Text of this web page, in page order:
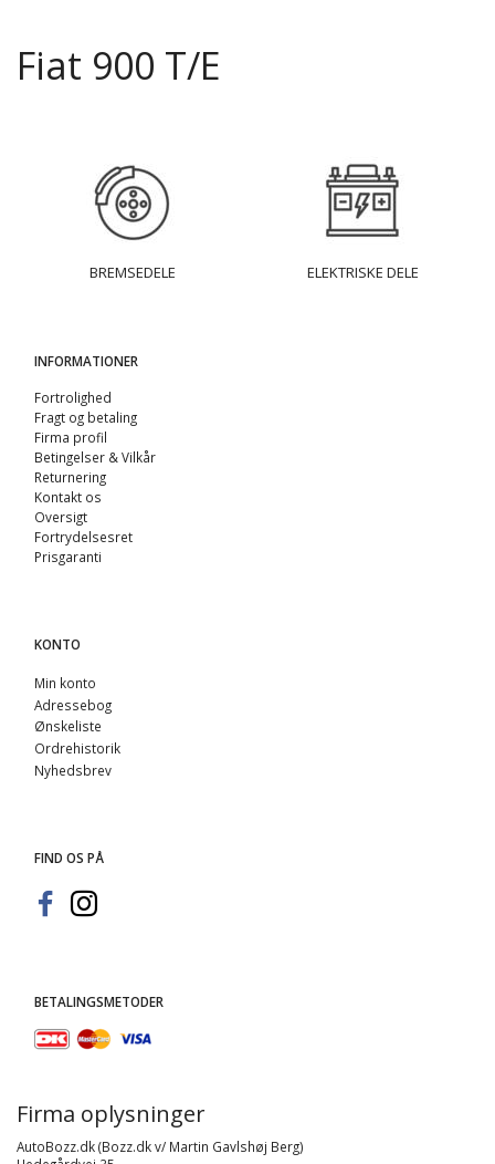
Fiat 900 T/E
BREMSEDELE ELEKTRISKE DELE
INFORMATIONER
Fortrolighed
Fragt og betaling
Firma profil
Betingelser & Vilkår
Returnering
Kontakt os
Oversigt
Fortrydelsesret
Prisgaranti
KONTO
Min konto
Adressebog
Ønskeliste
Ordrehistorik
Nyhedsbrev
FIND OS PÅ
BETALINGSMETODER
Firma oplysninger
AutoBozz.dk (Bozz.dk v/ Martin Gavlshøj Berg)